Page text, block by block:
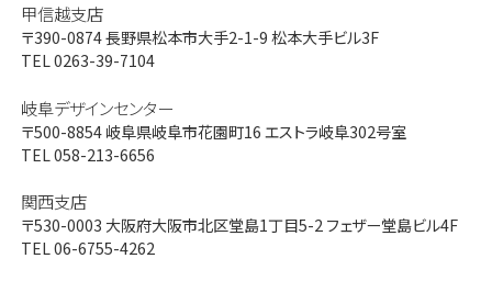
甲信越支店
〒390-0874長野県松本市大手2-1-9 松本大手ビル3F
TEL 0263-39-7104
岐阜デザインセンター
〒500-8854岐阜県岐阜市花園町16 エストラ岐阜302号室
TEL 058-213-6656
関西支店
〒530-0003 大阪府大阪市北区堂島1丁目5-2 フェザー堂島ビル4F
TEL 06-6755-4262